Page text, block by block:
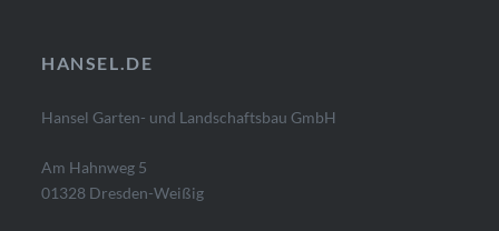
HANSEL.DE
Hansel Garten- und Landschaftsbau GmbH
Am Hahnweg 5
01328 Dresden-Weißig